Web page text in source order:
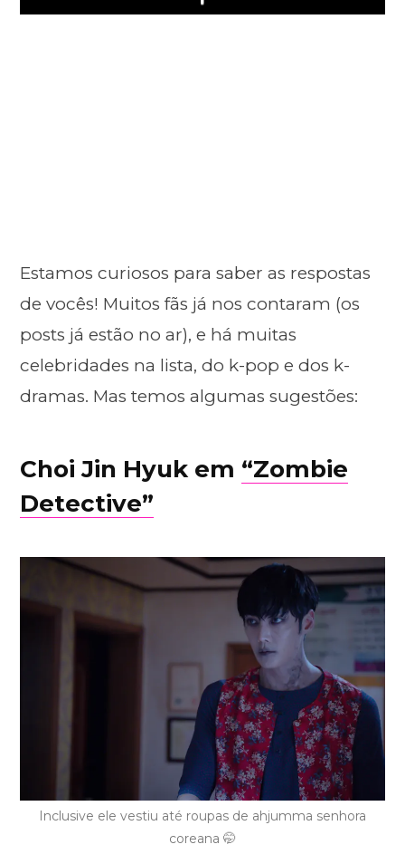
Play
Estamos curiosos para saber as respostas
de vocês! Muitos fãs já nos contaram (os
posts já estão no ar), e há muitas
celebridades na lista, do k-pop e dos k-
dramas. Mas temos algumas sugestões:
Choi Jin Hyuk em “Zombie
Detective”
Inclusive ele vestiu até roupas de ahjumma senhora
coreana 🤭